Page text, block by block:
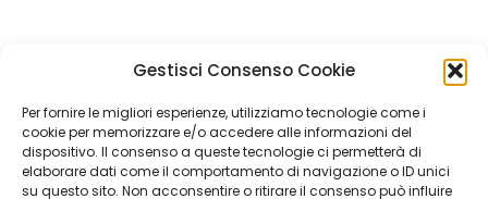
Gestisci Consenso Cookie
Per fornire le migliori esperienze, utilizziamo tecnologie come i
cookie per memorizzare e/o accedere alle informazioni del
dispositivo. Il consenso a queste tecnologie ci permetterà di
elaborare dati come il comportamento di navigazione o ID unici
su questo sito. Non acconsentire o ritirare il consenso può influire
+39 049 652935
info@bienvenuelingue.com
Via Savonarola, 56 Padova (PD)